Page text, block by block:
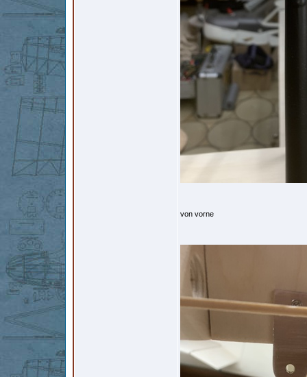
von vorne